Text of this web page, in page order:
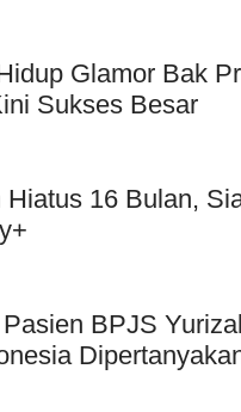
Glamor Bak
Sukses Besar
16 Bulan,
BPJS